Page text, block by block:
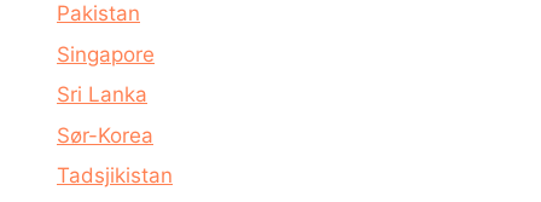
Pakistan
Singapore
Sri Lanka
Sør-Korea
Tadsjikistan